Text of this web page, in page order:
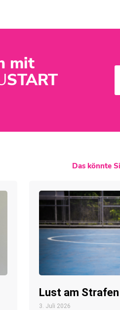
mit
START
Das könnte
Lust am Strafen
3. Juli 2026